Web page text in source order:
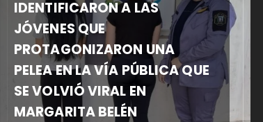
IDENTIFICARON A LAS
JÓVENES QUE
PROTAGONIZARON UNA
PELEA EN LA VÍA PÚBLICA QUE
SE VOLVIÓ VIRAL EN
MARGARITA BELÉN